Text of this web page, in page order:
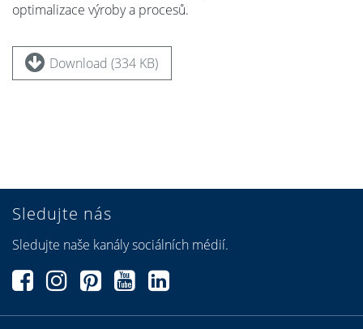
optimalizace výroby a procesů.
Download (334 KB)
Sledujte nás
Sledujte naše kanály sociálních médií.